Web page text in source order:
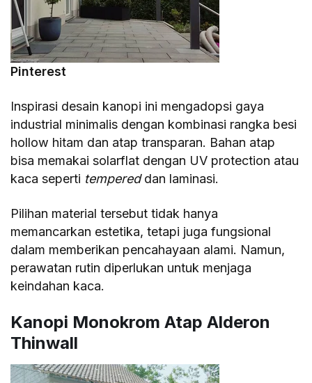
Pinterest
Inspirasi desain kanopi ini mengadopsi gaya
industrial minimalis dengan kombinasi rangka besi
hollow hitam dan atap transparan. Bahan atap
bisa memakai solarflat dengan UV protection atau
kaca seperti tempereddan laminasi.
Pilihan material tersebut tidak hanya
memancarkan estetika, tetapi juga fungsional
dalam memberikan pencahayaan alami. Namun,
perawatan rutin diperlukan untuk menjaga
keindahan kaca.
Kanopi Monokrom Atap Alderon
Thinwall